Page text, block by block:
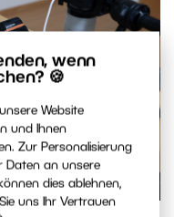
wenn
🍪
Website
und Ihnen
Zur Personalisierung
Daten an unsere
dies ablehnen,
uns Ihr Vertrauen